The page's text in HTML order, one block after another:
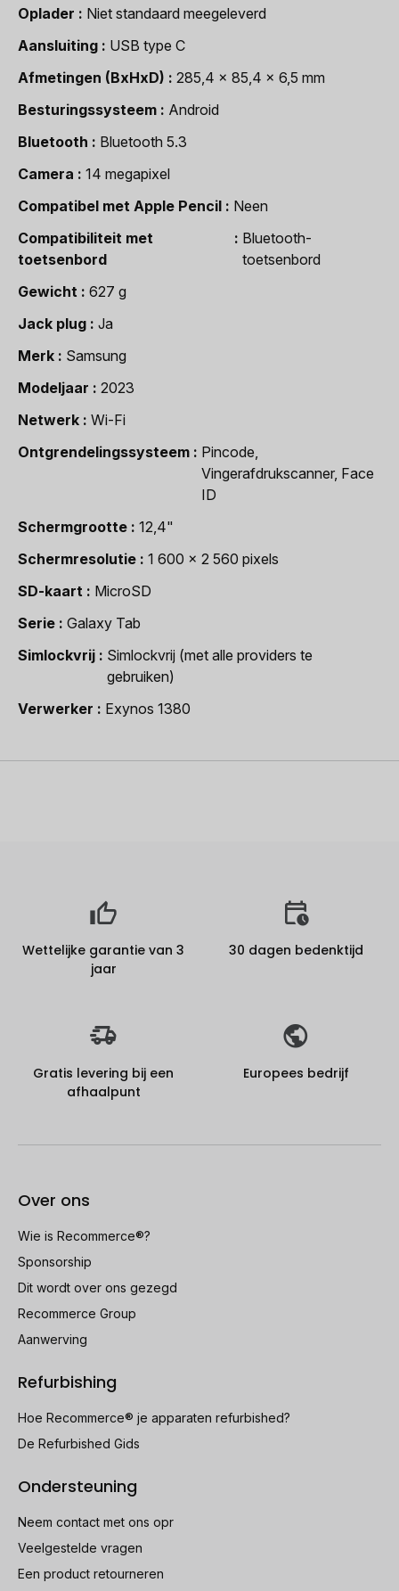
Oplader
Niet standaard meegeleverd
Aansluiting
USB type C
Afmetingen (BxHxD)
285,4 x 85,4 x 6,5 mm
Besturingssysteem
Android
Bluetooth
Bluetooth 5.3
Camera
14 megapixel
Compatibel met Apple Pencil
Neen
Compatibiliteit met
toetsenbord
Bluetooth-
toetsenbord
Gewicht
627 g
Jack plug
Ja
Merk
Samsung
Modeljaar
2023
Netwerk
Wi-Fi
Ontgrendelingssysteem
Pincode,
Vingerafdrukscanner, Face
ID
Schermgrootte
12,4"
Schermresolutie
1 600 x 2 560 pixels
SD-kaart
MicroSD
Serie
Galaxy Tab
Simlockvrij
Simlockvrij (met alle providers te
gebruiken)
Verwerker
Exynos 1380
Wettelijke garantie van 3
jaar
30 dagen bedenktijd
Gratis levering bij een
afhaalpunt
Europees bedrijf
Over ons
Wie is Recommerce®?
Sponsorship
Dit wordt over ons gezegd
Recommerce Group
Aanwerving
Refurbishing
Hoe Recommerce® je apparaten refurbished?
De Refurbished Gids
Ondersteuning
Neem contact met ons opr
Veelgestelde vragen
Een product retourneren